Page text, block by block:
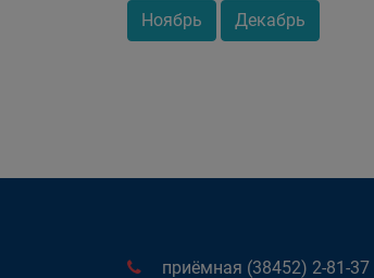
Ноябрь Декабрь
приёмная (38452) 2-81-37